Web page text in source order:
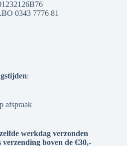
0343 7776 81
:
afspraak
werkdag verzonden
boven de €30,-